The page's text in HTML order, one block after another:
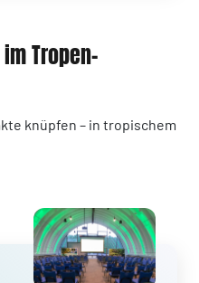
Tropen-
knüpfen – in tropischem